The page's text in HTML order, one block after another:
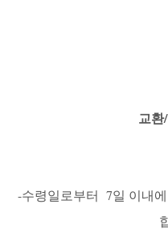
교환
-수령일로부터 7일 이내